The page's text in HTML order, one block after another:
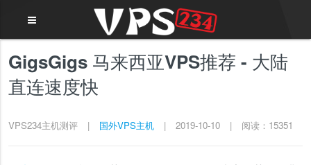
GigsGigs 马来西亚VPS推荐 - 大陆
直连速度快
VPS234主机测评 | 国外VPS主机 | 2019-10-10 | 阅读：15351